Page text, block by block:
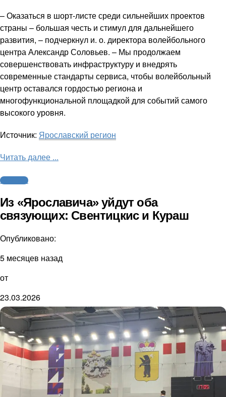
– Оказаться в шорт-листе среди сильнейших проектов
страны – большая честь и стимул для дальнейшего
развития, – подчеркнул и. о. директора волейбольного
центра Александр Соловьев. – Мы продолжаем
совершенствовать инфраструктуру и внедрять
современные стандарты сервиса, чтобы волейбольный
центр оставался гордостью региона и
многофункциональной площадкой для событий самого
высокого уровня.
Источник: Ярославский регион
Читать далее ...
Волейбол
Из «Ярославича» уйдут оба
связующих: Свентицкис и Кураш
Опубликовано:
5 месяцев назад
от
23.03.2026